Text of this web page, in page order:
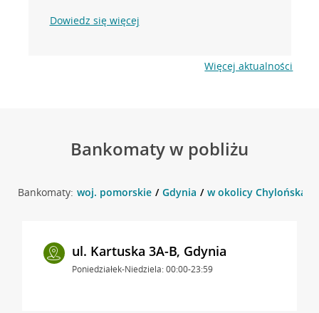
Dowiedz się więcej
Więcej aktualności
Bankomaty w pobliżu
Bankomaty: woj. pomorskie Gdynia w okolicy Chylońska
ul. Kartuska 3A-B, Gdynia
Poniedziałek-Niedziela: 00:00-23:59